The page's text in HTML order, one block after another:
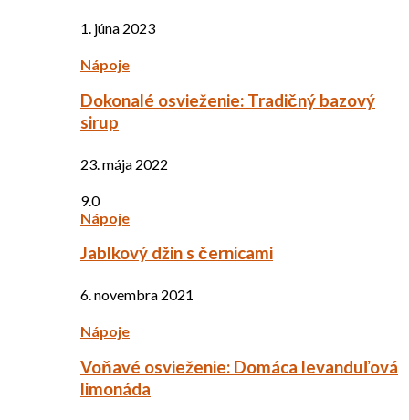
1. júna 2023
Nápoje
Dokonalé osvieženie: Tradičný bazový
sirup
23. mája 2022
9.0
Nápoje
Jablkový džin s černicami
6. novembra 2021
Nápoje
Voňavé osvieženie: Domáca levanduľová
limonáda